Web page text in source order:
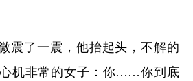
震了一震，他抬起头，不解的
机非常的女子：你……你到底